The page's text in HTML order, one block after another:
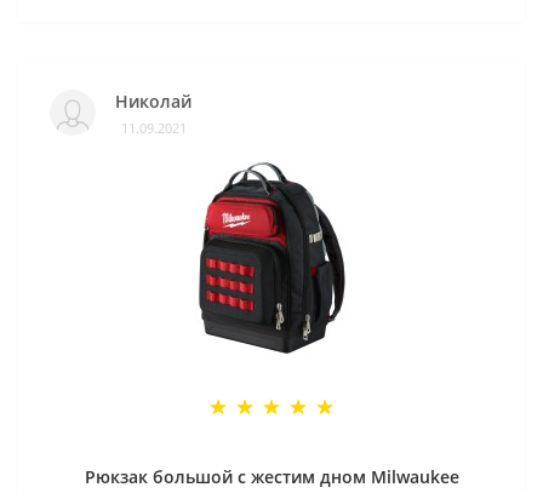
Николай
11.09.2021
Рюкзак большой с жестим дном Milwaukee